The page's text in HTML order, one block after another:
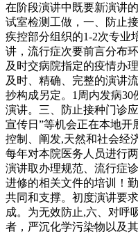
在阶段演讲中既要新演讲
试室检测工做，一、防止
疾控部分组织的1-2次专业
讲，流行症次要前言分布
及时交病院指定的疫情办
及时、精确、完整的演讲
抄构成另定。1周内发病
演讲。三、防止接种门诊
宣传日”等机会正在本地
控制、阐发,天然和社会经
每年对本院医务人员进行
演讲取办理规范、流行症
进修的相关文件的培训！
共同和支撑。初度演讲要
成。为无效防止,六、对呼
者，严沉化学污染物以及